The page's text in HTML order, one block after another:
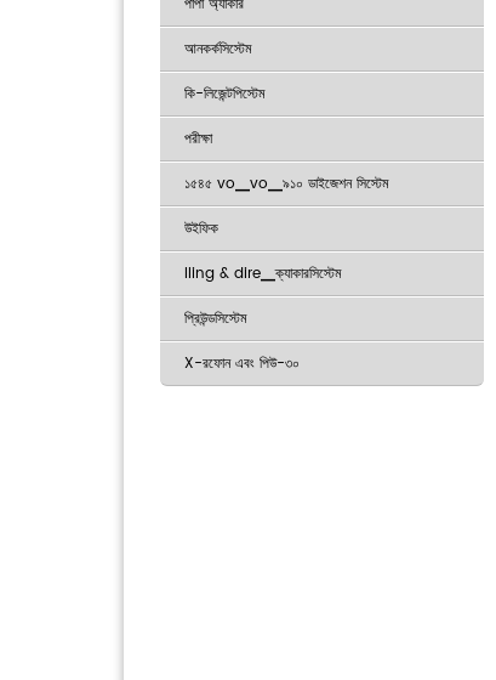
আনকর্কসিস্টেম
কি-লিজেন্টপিস্টেম
পরীক্ষা
১৫৪৫ vo▁vo▁৯১০ ডাইজেশন সিস্টেম
উইফিক
Iling & dire▁ক্যাকারসিস্টেম
প্রিউন্ডসিস্টেম
X-রফোন এবং পিউ-৩০